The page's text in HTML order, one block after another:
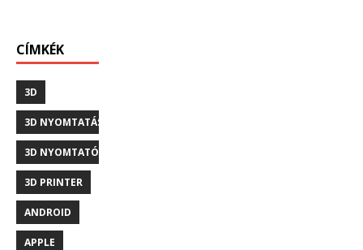
CÍMKÉK
3D
3D NYOMTATÁS
3D NYOMTATÓ
3D PRINTER
ANDROID
APPLE